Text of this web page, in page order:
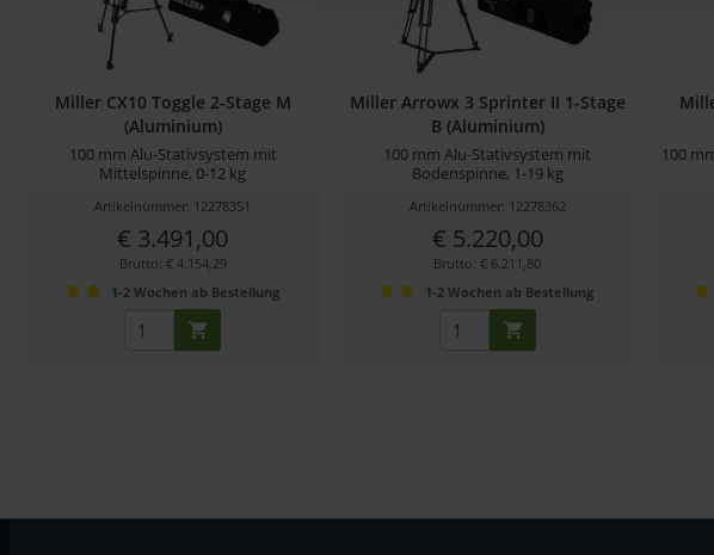
Miller CX10 Toggle 2-Stage M
(Aluminium)
100 mm Alu-Stativsystem mit
Mittelspinne, 0-12 kg
Artikelnummer: 12278351
€ 3.491,00
Brutto: € 4.154,29
1-2 Wochen ab Bestellung
Miller Arrowx 3 Sprinter II 1-Stage
B (Aluminium)
100 mm Alu-Stativsystem mit
Bodenspinne, 1-19 kg
Artikelnummer: 12278362
€ 5.220,00
Brutto: € 6.211,80
1-2 Wochen ab Bestellung
100